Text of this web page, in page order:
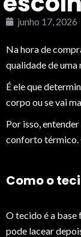
junho 17, 2026
Na hora de
qualidade de uma
É ele que
corpo ou se vai
Por isso,
conforto térmico.
Como o
O tecido é a base
pode lacear